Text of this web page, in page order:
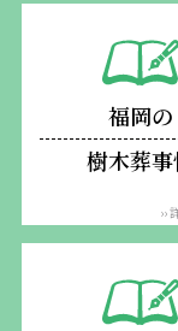
福岡の
樹木葬
››